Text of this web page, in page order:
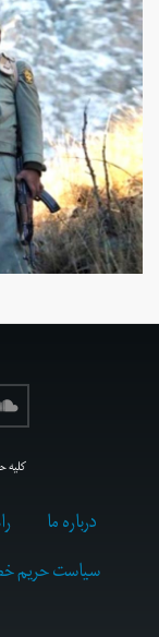
کلیه
درباره ما
سیاست حریم